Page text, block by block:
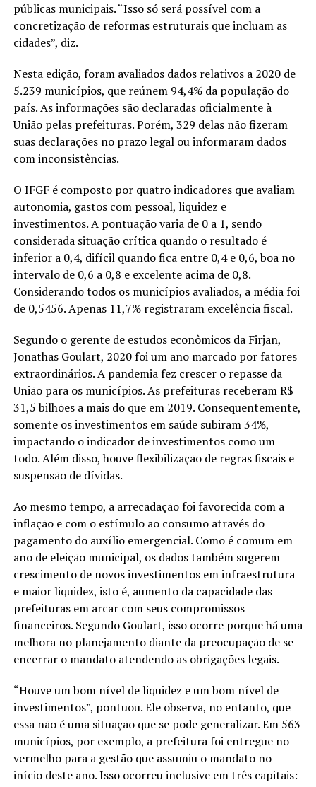
públicas municipais. “Isso só será possível com a
concretização de reformas estruturais que incluam as
cidades”, diz.
Nesta edição, foram avaliados dados relativos a 2020 de
5.239 municípios, que reúnem 94,4% da população do
país. As informações são declaradas oficialmente à
União pelas prefeituras. Porém, 329 delas não fizeram
suas declarações no prazo legal ou informaram dados
com inconsistências.
O IFGF é composto por quatro indicadores que avaliam
autonomia, gastos com pessoal, liquidez e
investimentos. A pontuação varia de 0 a 1, sendo
considerada situação crítica quando o resultado é
inferior a 0,4, difícil quando fica entre 0,4 e 0,6, boa no
intervalo de 0,6 a 0,8 e excelente acima de 0,8.
Considerando todos os municípios avaliados, a média foi
de 0,5456. Apenas 11,7% registraram excelência fiscal.
Segundo o gerente de estudos econômicos da Firjan,
Jonathas Goulart, 2020 foi um ano marcado por fatores
extraordinários. A pandemia fez crescer o repasse da
União para os municípios. As prefeituras receberam R$
31,5 bilhões a mais do que em 2019. Consequentemente,
somente os investimentos em saúde subiram 34%,
impactando o indicador de investimentos como um
todo. Além disso, houve flexibilização de regras fiscais e
suspensão de dívidas.
Ao mesmo tempo, a arrecadação foi favorecida com a
inflação e com o estímulo ao consumo através do
pagamento do auxílio emergencial. Como é comum em
ano de eleição municipal, os dados também sugerem
crescimento de novos investimentos em infraestrutura
e maior liquidez, isto é, aumento da capacidade das
prefeituras em arcar com seus compromissos
financeiros. Segundo Goulart, isso ocorre porque há uma
melhora no planejamento diante da preocupação de se
encerrar o mandato atendendo as obrigações legais.
“Houve um bom nível de liquidez e um bom nível de
investimentos”, pontuou. Ele observa, no entanto, que
essa não é uma situação que se pode generalizar. Em 563
municípios, por exemplo, a prefeitura foi entregue no
vermelho para a gestão que assumiu o mandato no
início deste ano. Isso ocorreu inclusive em três capitais: